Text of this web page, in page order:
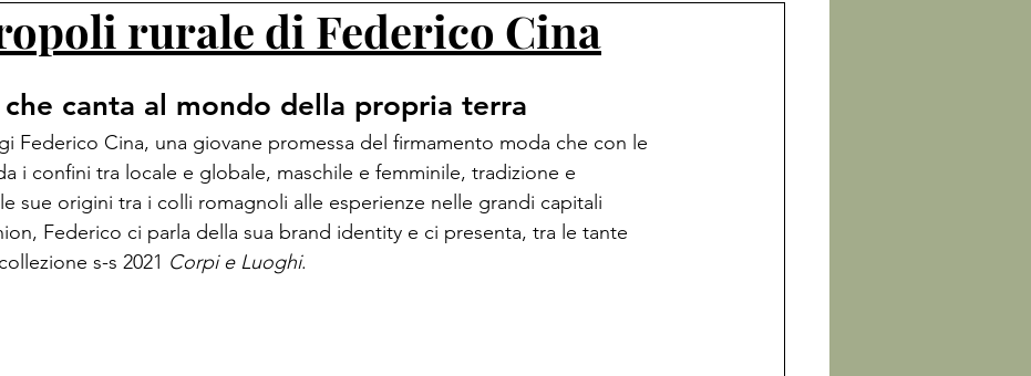
rurale di Federico Cina
canta al mondo della propria terra
Federico Cina, una giovane promessa del firmamento moda che con le
i confini tra locale e globale, maschile e femminile, tradizione e
sue origini tra i colli romagnoli alle esperienze nelle grandi capitali
Federico ci parla della sua brand identity e ci presenta, tra le tante
s-s 2021 Corpi e Luoghi.